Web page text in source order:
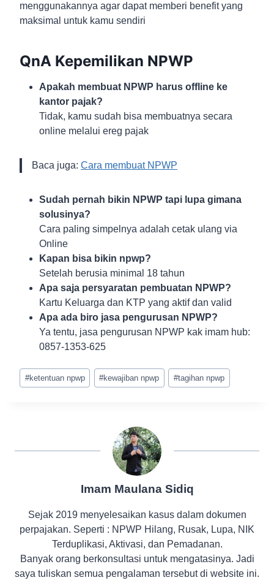
menggunakannya agar dapat memberi benefit yang
maksimal untuk kamu sendiri
QnA Kepemilikan NPWP
Apakah membuat NPWP harus offline ke
kantor pajak?
Tidak, kamu sudah bisa membuatnya secara
online melalui ereg pajak
Baca juga: Cara membuat NPWP
Sudah pernah bikin NPWP tapi lupa gimana
solusinya?
Cara paling simpelnya adalah cetak ulang via
Online
Kapan bisa bikin npwp?
Setelah berusia minimal 18 tahun
Apa saja persyaratan pembuatan NPWP?
Kartu Keluarga dan KTP yang aktif dan valid
Apa ada biro jasa pengurusan NPWP?
Ya tentu, jasa pengurusan NPWP kak imam hub:
0857-1353-625
Post
Tags:
#ketentuan npwp #kewajiban npwp #tagihan npwp
Imam Maulana Sidiq
Sejak 2019 menyelesaikan kasus dalam dokumen
perpajakan. Seperti : NPWP Hilang, Rusak, Lupa, NIK
Terduplikasi, Aktivasi, dan Pemadanan.
Banyak orang berkonsultasi untuk mengatasinya. Jadi
saya tuliskan semua pengalaman tersebut di website ini.